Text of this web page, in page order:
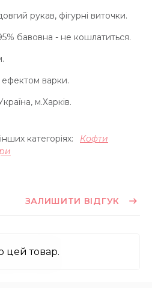
рукав, фігурні виточки.
бавовна - не кошлатиться.
ефектом варки.
м.Харків.
категоріях:
Кофти
ЗАЛИШИТИ ВІДГУК
цей товар.